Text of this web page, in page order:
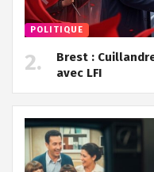
POLITIQUE
Brest :
avec LFI